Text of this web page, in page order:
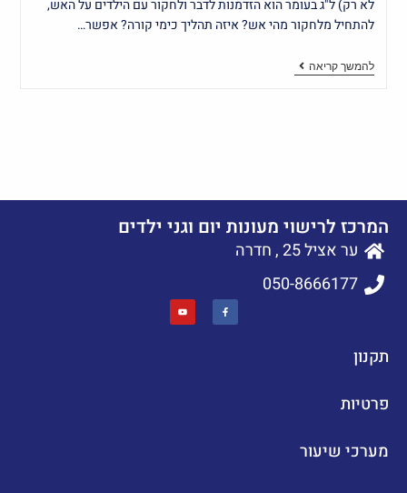
לא רק) ל"ג בעומר הוא הזדמנות לדבר ולחקור עם הילדים על האש,
להתחיל מלחקור מהי אש? איזה תהליך כימי קורה? אפשר…
להמשך קריאה
המרכז לרישוי מעונות יום וגני ילדים
ער אציל 25 , חדרה
050-8666177
תקנון
פרטיות
מערכי שיעור